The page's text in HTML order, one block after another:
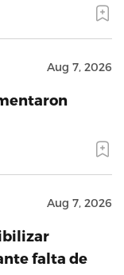
Aug 7, 2026
Aug 7, 2026
falta de